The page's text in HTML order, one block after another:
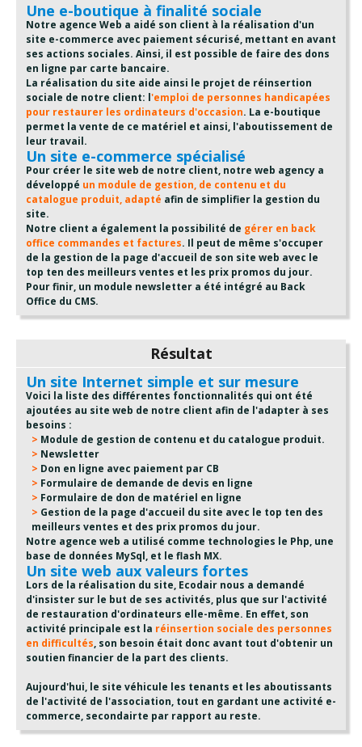
Une e-boutique à finalité sociale
Notre agence Web a aidé son client à la réalisation d'un
site e-commerce avec paiement sécurisé, mettant en avant
ses actions sociales. Ainsi, il est possible de faire des dons
en ligne par carte bancaire.
La réalisation du site aide ainsi le projet de réinsertion
sociale de notre client: l'emploi de personnes handicapées
pour restaurer les ordinateurs d'occasion. La e-boutique
permet la vente de ce matériel et ainsi, l'aboutissement de
leur travail.
Un site e-commerce spécialisé
Pour créer le site web de notre client, notre web agency a
développé un module de gestion, de contenu et du
catalogue produit, adapté afin de simplifier la gestion du
site.
Notre client a également la possibilité de gérer en back
office commandes et factures. Il peut de même s'occuper
de la gestion de la page d'accueil de son site web avec le
top ten des meilleurs ventes et les prix promos du jour.
Pour finir, un module newsletter a été intégré au Back
Office du CMS.
Résultat
Un site Internet simple et sur mesure
Voici la liste des différentes fonctionnalités qui ont été
ajoutées au site web de notre client afin de l'adapter à ses
besoins :
Module de gestion de contenu et du catalogue produit.
Newsletter
Don en ligne avec paiement par CB
Formulaire de demande de devis en ligne
Formulaire de don de matériel en ligne
Gestion de la page d'accueil du site avec le top ten des
meilleurs ventes et des prix promos du jour.
Notre agence web a utilisé comme technologies le Php, une
base de données MySql, et le flash MX.
Un site web aux valeurs fortes
Lors de la réalisation du site, Ecodair nous a demandé
d'insister sur le but de ses activités, plus que sur l'activité
de restauration d'ordinateurs elle-même. En effet, son
activité principale est la réinsertion sociale des personnes
en difficultés, son besoin était donc avant tout d'obtenir un
soutien financier de la part des clients.
Aujourd'hui, le site véhicule les tenants et les aboutissants
de l'activité de l'association, tout en gardant une activité e-
commerce, secondairte par rapport au reste.